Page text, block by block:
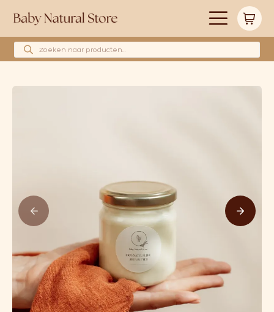
Producten zoeken
Cadeaubonnen
Huidverzorging
Blog
Over ons
Affiliate